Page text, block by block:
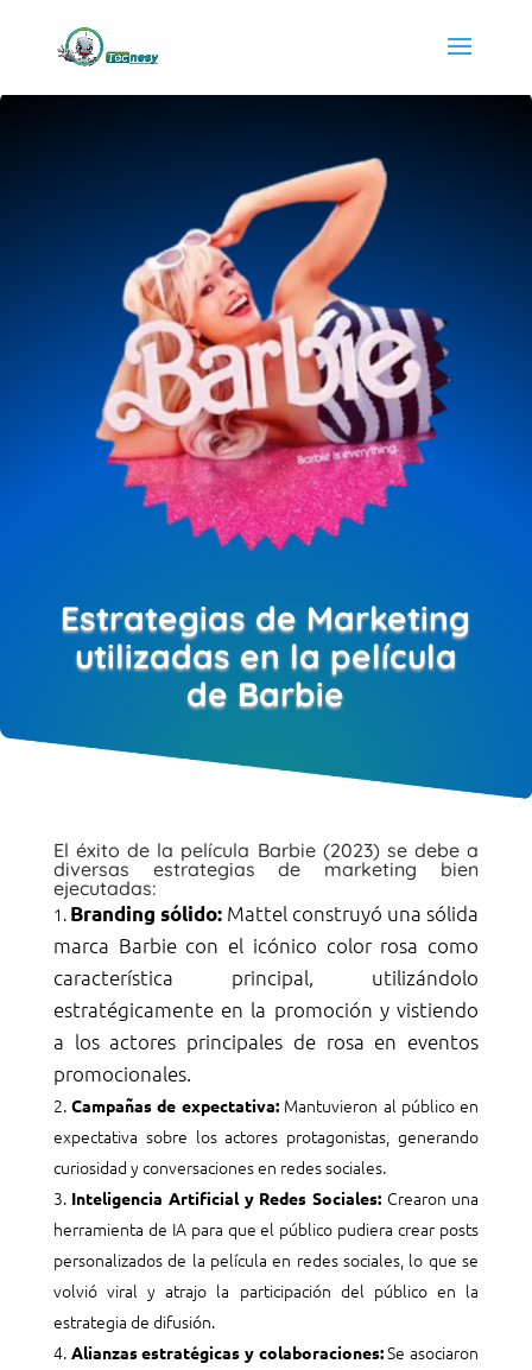
Estrategias de Marketing
utilizadas en la película
de Barbie
El éxito de la película Barbie (2023) se debe a
diversas estrategias de marketing bien
ejecutadas:
Branding sólido:Mattel construyó una sólida
marca Barbie con el icónico color rosa como
característica principal, utilizándolo
estratégicamente en la promoción y vistiendo
a los actores principales de rosa en eventos
promocionales.
Campañas de expectativa:Mantuvieron al público en
expectativa sobre los actores protagonistas, generando
curiosidad y conversaciones en redes sociales.
Inteligencia Artificial y Redes Sociales:Crearon una
herramienta de IA para que el público pudiera crear posts
personalizados de la película en redes sociales, lo que se
volvió viral y atrajo la participación del público en la
estrategia de difusión.
Alianzas estratégicas y colaboraciones:Se asociaron